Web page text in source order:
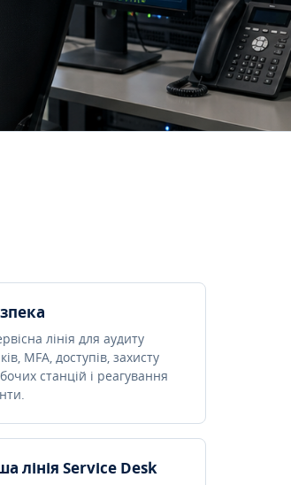
лінія для аудиту
MFA, доступів, захисту
станцій і реагування
лінія Service Desk